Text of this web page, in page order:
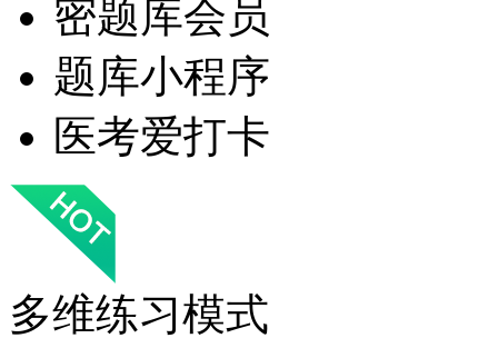
密题库会员
题库小程序
医考爱打卡
多维练习模式